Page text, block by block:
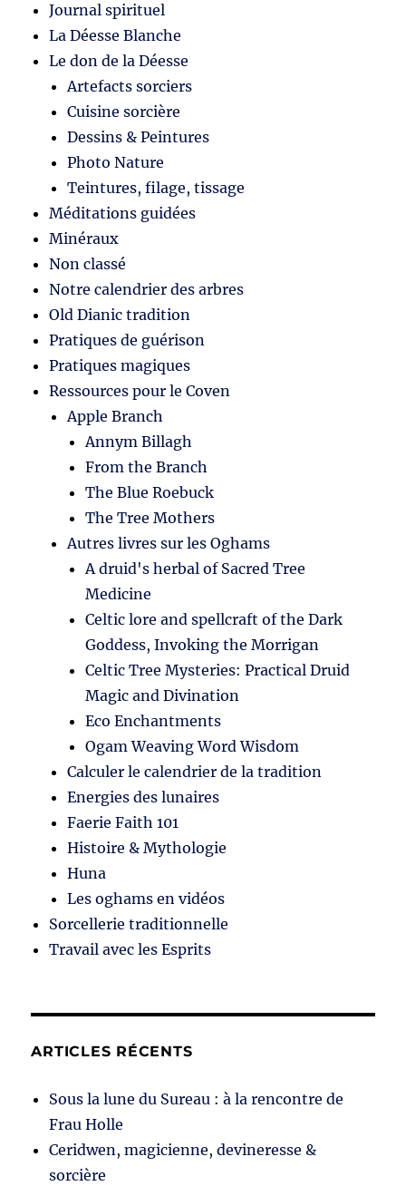
Journal spirituel
La Déesse Blanche
Le don de la Déesse
Artefacts sorciers
Cuisine sorcière
Dessins & Peintures
Photo Nature
Teintures, filage, tissage
Méditations guidées
Minéraux
Non classé
Notre calendrier des arbres
Old Dianic tradition
Pratiques de guérison
Pratiques magiques
Ressources pour le Coven
Apple Branch
Annym Billagh
From the Branch
The Blue Roebuck
The Tree Mothers
Autres livres sur les Oghams
A druid's herbal of Sacred Tree
Medicine
Celtic lore and spellcraft of the Dark
Goddess, Invoking the Morrigan
Celtic Tree Mysteries: Practical Druid
Magic and Divination
Eco Enchantments
Ogam Weaving Word Wisdom
Calculer le calendrier de la tradition
Energies des lunaires
Faerie Faith 101
Histoire & Mythologie
Huna
Les oghams en vidéos
Sorcellerie traditionnelle
Travail avec les Esprits
ARTICLES RÉCENTS
Sous la lune du Sureau : à la rencontre de
Frau Holle
Ceridwen, magicienne, devineresse &
sorcière